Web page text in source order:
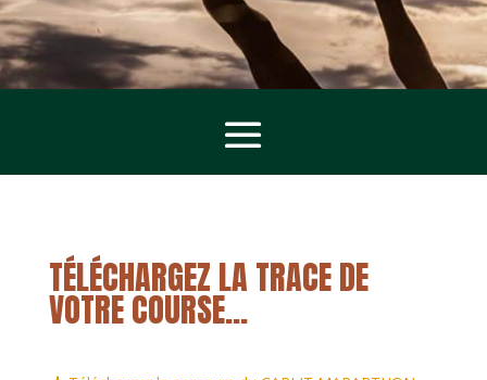
TÉLÉCHARGEZ LA TRACE DE
VOTRE COURSE...